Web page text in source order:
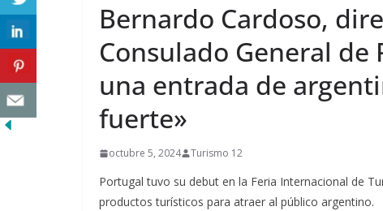
Bernardo Cardoso,
Consulado General
una entrada de
fuerte»
octubre 5, 2024 Turismo 12
Portugal tuvo su debut en la Feria Internacional de
productos turísticos para atraer al público argentino.